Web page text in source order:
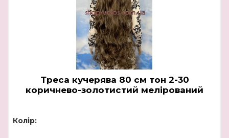
Треса кучерява 80 см тон 2-30
коричнево-золотистий мелірований
Колір: